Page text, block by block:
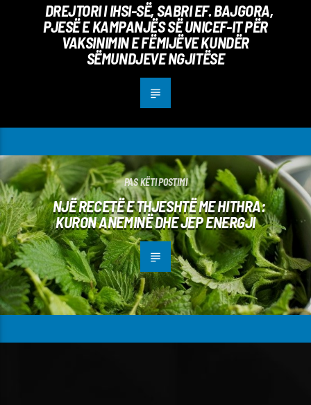
DREJTORI I IHSI-SË, SABRI EF. BAJGORA,
PJESË E KAMPANJËS SË UNICEF-IT PËR
VAKSINIMIN E FËMIJËVE KUNDËR
SËMUNDJEVE NGJITËSE
PAS KËTI POSTIMI
NJË RECETË E THJESHTË ME HITHRA:
KURON ANEMINË DHE JEP ENERGJI